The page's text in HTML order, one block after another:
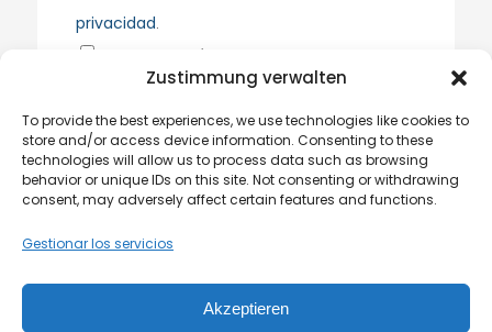
Zustimmung verwalten
To provide the best experiences, we use technologies like cookies to
store and/or access device information. Consenting to these
technologies will allow us to process data such as browsing
behavior or unique IDs on this site. Not consenting or withdrawing
consent, may adversely affect certain features and functions.
Gestionar los servicios
Akzeptieren
privacidad.
Por favor, envíen una copia de este
mensaje a mi dirección de correo electrónico.